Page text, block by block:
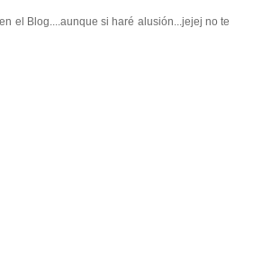
el Blog....aunque si haré alusión...jejej no te